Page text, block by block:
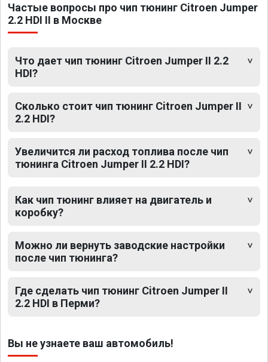
Частые вопросы про чип тюнинг Citroen Jumper
2.2 HDI II в Москве
Что дает чип тюнинг Citroen Jumper II 2.2
HDI?
Сколько стоит чип тюнинг Citroen Jumper II
2.2 HDI?
Увеличится ли расход топлива после чип
тюнинга Citroen Jumper II 2.2 HDI?
Как чип тюнинг влияет на двигатель и
коробку?
Можно ли вернуть заводские настройки
после чип тюнинга?
Где сделать чип тюнинг Citroen Jumper II
2.2 HDI в Перми?
Вы не узнаете ваш автомобиль!